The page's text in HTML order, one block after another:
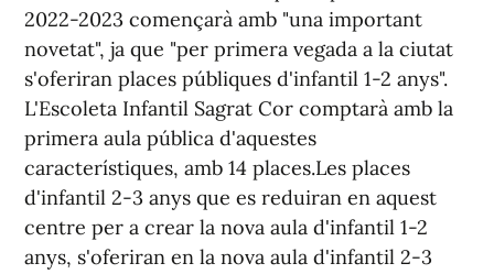
2022-2023 començarà amb "una important
novetat", ja que "per primera vegada a la ciutat
s'oferiran places públiques d'infantil 1-2 anys".
L'Escoleta Infantil Sagrat Cor comptarà amb la
primera aula pública d'aquestes
característiques, amb 14 places.Les places
d'infantil 2-3 anys que es reduiran en aquest
centre per a crear la nova aula d'infantil 1-2
anys, s'oferiran en la nova aula d'infantil 2-3